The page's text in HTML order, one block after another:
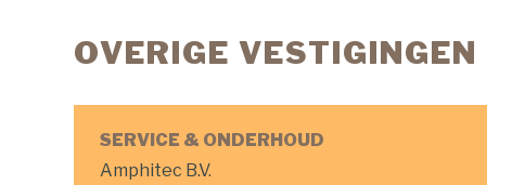
OVERIGE VESTIGINGEN
SERVICE & ONDERHOUD
Amphitec B.V.